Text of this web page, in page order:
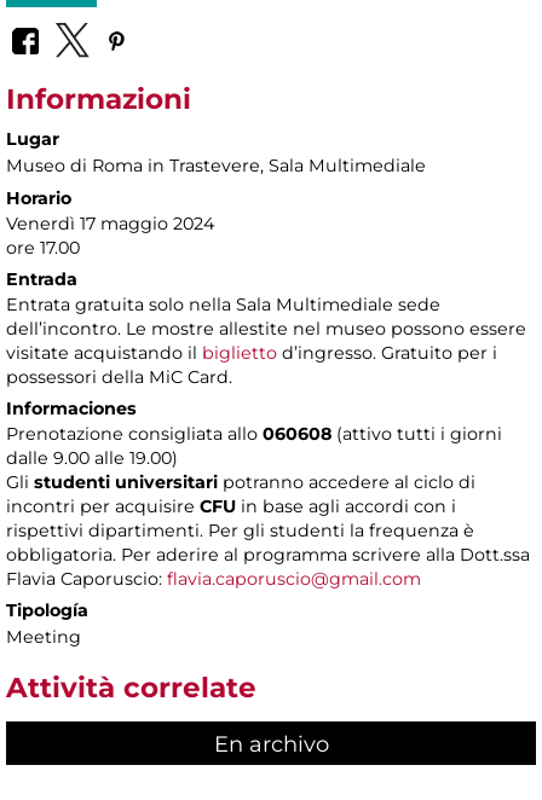
Informazioni
Lugar
Museo di Roma in Trastevere, Sala Multimediale
Horario
Venerdì 17 maggio 2024
ore 17.00
Entrada
Entrata gratuita solo nella Sala Multimediale sede
dell’incontro. Le mostre allestite nel museo possono essere
visitate acquistando il biglietto d’ingresso. Gratuito per i
possessori della MiC Card.
Informaciones
Prenotazione consigliata allo 060608 (attivo tutti i giorni
dalle 9.00 alle 19.00)
Gli studenti universitari potranno accedere al ciclo di
incontri per acquisire CFU in base agli accordi con i
rispettivi dipartimenti. Per gli studenti la frequenza è
obbligatoria. Per aderire al programma scrivere alla Dott.ssa
Flavia Caporuscio: flavia.caporuscio@gmail.com
Tipología
Meeting
Attività correlate
En archivo